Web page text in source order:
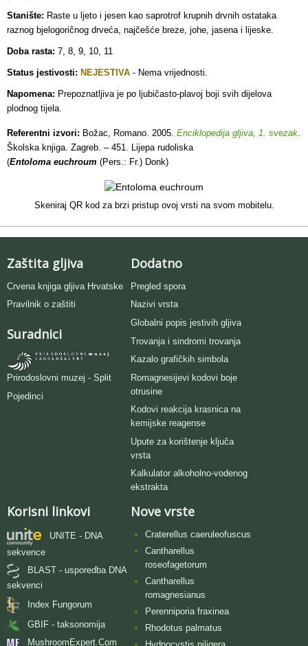
Stanište: Raste u ljeto i jesen kao saprotrof krupnih drvnih ostataka
raznog bjelogoričnog drveća, najčešće breze, johe, jasena i lijeske.
Doba rasta: 7, 8, 9, 10, 11
Status jestivosti: NEJESTIVA - Nema vrijednosti.
Napomena: Prepoznatljiva je po ljubičasto-plavoj boji svih dijelova
plodnog tijela.
Referentni izvori: Božac, Romano. 2005. Enciklopedija gljiva, 1. svezak.
Školska knjiga. Zagreb. – 451. Lijepa rudoliska
(Entoloma euchroum (Pers.: Fr.) Donk)
Skeniraj QR kod za brzi pristup ovoj vrsti na svom mobitelu.
Zaštita gljiva
Crvena knjiga gljiva Hrvatske
Pravilnik o zaštiti
Suradnici
Prirodoslovni muzej - Split
Pojedinci
Dodatno
Pregled spora
Nazivi vrsta
Globalni popis jestivih gljiva
Trovanja i sindromi trovanja
Kazalo grafičkih simbola
Romagnesijevi kodovi boje
otrusine
Kodovi reakcija krasnica na
kemijske reagense
Upute za korištenje ključa
vrsta
Kalkulator alkoholno-vodenog
ekstrakta
Korisni linkovi
UNITE - DNA
sekvence
BLAST - usporedba DNA
sekvenci
Index Fungorum
GBIF - taksonomija
MushroomExpert.Com
Nove vrste
Craterellus caeruleofuscus
Cantharellus
roseofagetorum
Cantharellus
romagnesianus
Perenniporia fraxinea
Rhodotus palmatus